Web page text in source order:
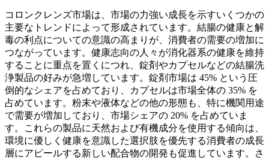
コロンクレンズ市場は、市場の力強い成長を示すいくつかの
主要なトレンドによって形成されています。結腸の健康と解
毒の利点についての意識の高まりが、消費者の需要の増加に
つながっています。健康志向の人々が消化器系の健康を維持
することに重点を置くにつれ、錠剤やカプセルなどの結腸洗
浄製品の好みが急増しています。錠剤市場は 45% という圧
倒的なシェアを占めており、カプセルは市場全体の 35% を
占めています。粉末や液体などの他の形態も、特に機関用途
で需要が増加しており、市場シェアの 20% を占めていま
す。これらの製品に天然および有機成分を使用する傾向は、
環境に優しく健康を意識した選択肢を優先する消費者の成長
層にアピールする新しい配合物の開発も促進しています。さ